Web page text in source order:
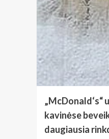
kavinėse
daugiausia